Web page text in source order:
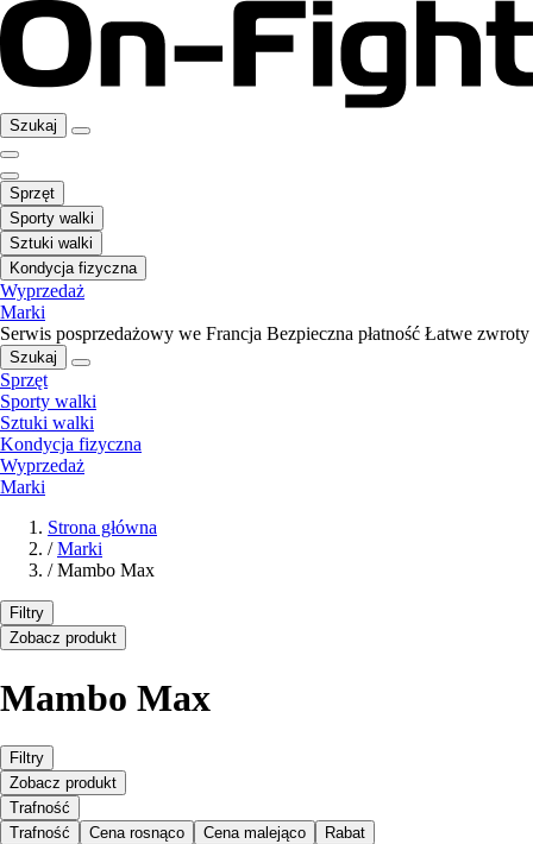
Szukaj
Sprzęt
Sporty walki
Sztuki walki
Kondycja fizyczna
Wyprzedaż
Marki
Serwis posprzedażowy we Francja Bezpieczna płatność Łatwe zwroty
Szukaj
Sprzęt
Sporty walki
Sztuki walki
Kondycja fizyczna
Wyprzedaż
Marki
Strona główna
/ Marki
/ Mambo Max
Filtry
Zobacz produkt
Mambo Max
Filtry
Zobacz produkt
Trafność
Trafność
Cena rosnąco Cena malejąco Rabat